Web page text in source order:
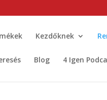
Kezdőknek
Blog 4 Igen